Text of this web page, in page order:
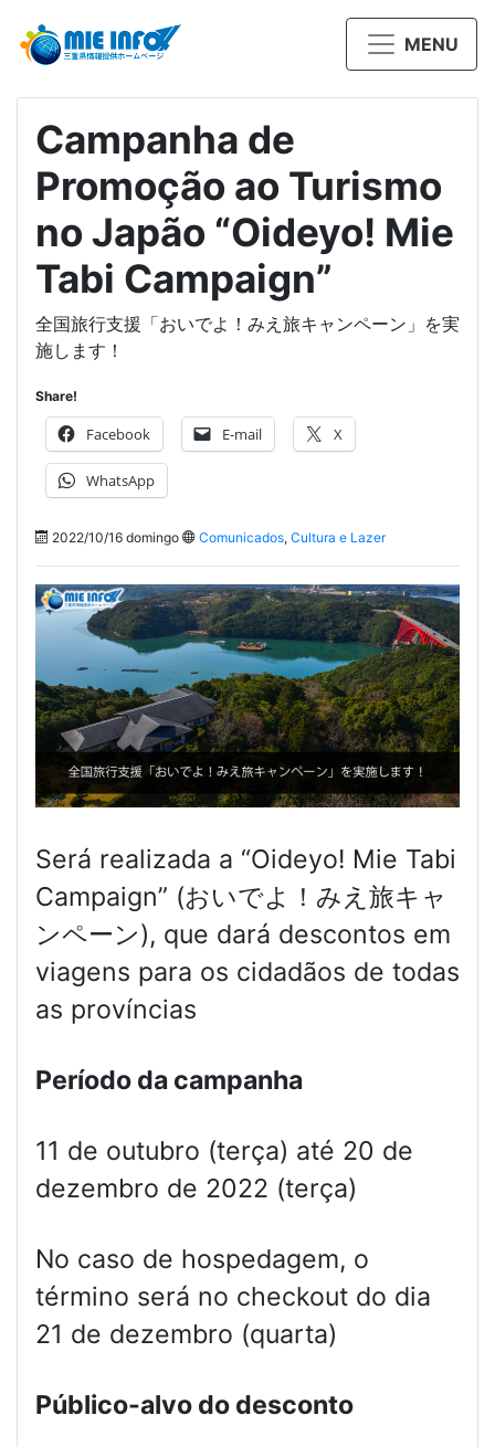
MENU
Campanha de
Promoção ao Turismo
no Japão “Oideyo! Mie
Tabi Campaign”
全国旅行支援「おいでよ！みえ旅キャンペーン」を実
施します！
Share!
Facebook E-mail X
WhatsApp
2022/10/16 domingo Comunicados, Cultura e Lazer
Será realizada a “Oideyo! Mie Tabi
Campaign” (おいでよ！みえ旅キャ
ンペーン), que dará descontos em
viagens para os cidadãos de todas
as províncias
Período da campanha
11 de outubro (terça) até 20 de
dezembro de 2022 (terça)
No caso de hospedagem, o
término será no checkout do dia
21 de dezembro (quarta)
Público-alvo do desconto